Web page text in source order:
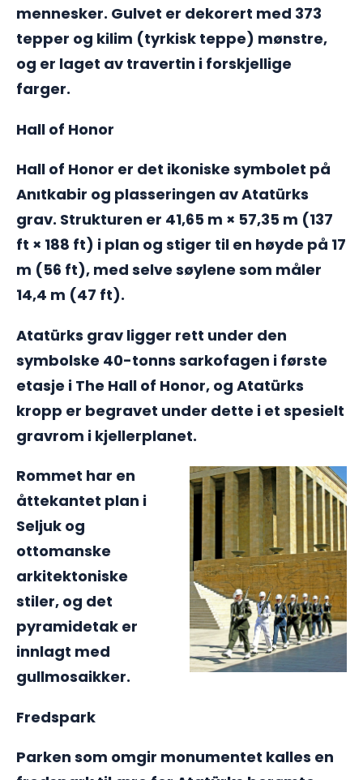
mennesker. Gulvet er dekorert med 373
tepper og kilim (tyrkisk teppe) mønstre,
og er laget av travertin i forskjellige
farger.
Hall of Honor
Hall of Honor er det ikoniske symbolet på
Anıtkabir og plasseringen av Atatürks
grav. Strukturen er 41,65 m × 57,35 m (137
ft × 188 ft) i plan og stiger til en høyde på 17
m (56 ft), med selve søylene som måler
14,4 m (47 ft).
Atatürks grav ligger rett under den
symbolske 40-tonns sarkofagen i første
etasje i The Hall of Honor, og Atatürks
kropp er begravet under dette i et spesielt
gravrom i kjellerplanet.
Rommet har en
åttekantet plan i
Seljuk og
ottomanske
arkitektoniske
stiler, og det
pyramidetak er
innlagt med
gullmosaikker.
Fredspark
Parken som omgir monumentet kalles en